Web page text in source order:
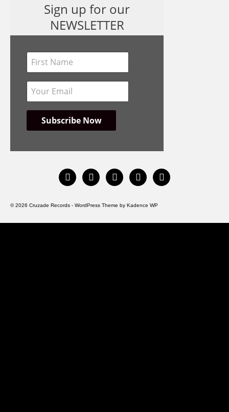
Sign up for our
NEWSLETTER
instagramfacebookbandcamp
spotify youtube
© 2026 Cruzade Records - WordPress Theme by Kadence WP